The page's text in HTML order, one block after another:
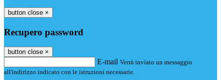
button close ×
Recupero password
button close ×
E-mail Verrà inviato un messaggio
all'indirizzo indicato con le istruzioni necessarie.